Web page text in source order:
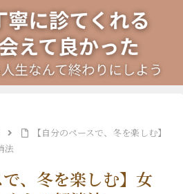
【自分のペースで、冬を楽しむ】
法
で、冬を楽しむ】女